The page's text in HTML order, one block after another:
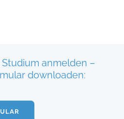
anmelden –
downloaden: